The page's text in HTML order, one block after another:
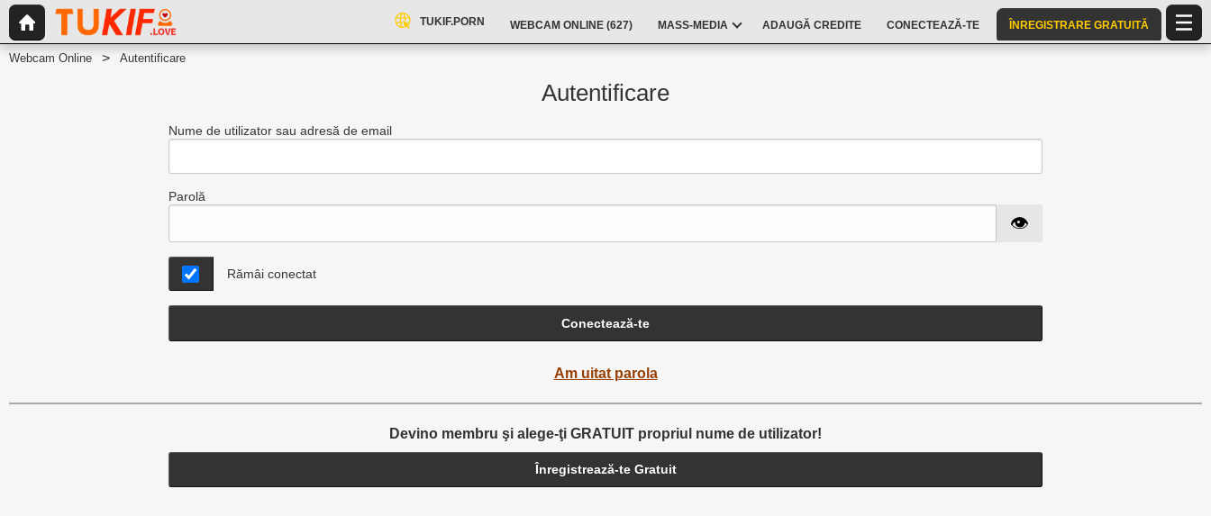
TUKIF.PORN WEBCAM ONLINE (627) MASS-MEDIA ADAUGĂ CREDITE CONECTEAZĂ-TE ÎNREGISTRARE GRATUITĂ
Webcam Online Autentificare
Autentificare
Nume de utilizator sau adresă de email
Parolă
Rămâi conectat
Conectează-te
Am uitat parola
Devino membru şi alege-ţi GRATUIT propriul nume de utilizator!
Înregistrează-te Gratuit